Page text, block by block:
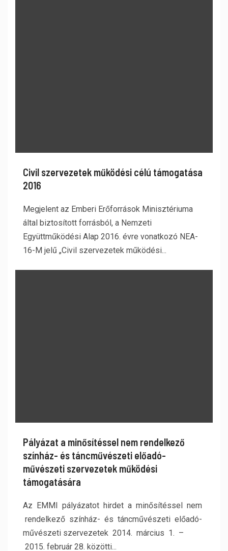
Civil szervezetek működési célú támogatása
2016
Megjelent az Emberi Erőforrások Minisztériuma
által biztosított forrásból, a Nemzeti
Együttműködési Alap 2016. évre vonatkozó NEA-
16-M jelű „Civil szervezetek működési...
Pályázat a minősítéssel nem rendelkező
színház- és táncművészeti előadó-
művészeti szervezetek működési
támogatására
Az EMMI pályázatot hirdet a minősítéssel nem
rendelkező színház- és táncművészeti előadó-
művészeti szervezetek 2014. március 1. –
2015. február 28. közötti...